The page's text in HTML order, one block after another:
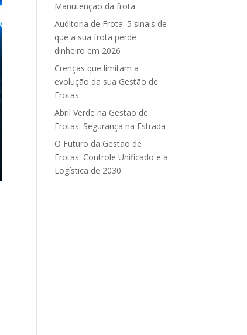
Manutenção da frota
Auditoria de Frota: 5 sinais de
que a sua frota perde
dinheiro em 2026
Crenças que limitam a
evolução da sua Gestão de
Frotas
Abril Verde na Gestão de
Frotas: Segurança na Estrada
O Futuro da Gestão de
Frotas: Controle Unificado e a
Logística de 2030